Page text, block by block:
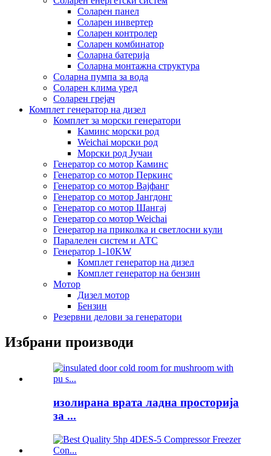
Соларен панел
Соларен инвертер
Соларен контролер
Соларен комбинатор
Соларна батерија
Соларна монтажна структура
Соларна пумпа за вода
Соларен клима уред
Соларен грејач
Комплет генератор на дизел
Комплет за морски генератори
Каминс морски род
Weichai морски род
Морски род Јучаи
Генератор со мотор Каминс
Генератор со мотор Перкинс
Генератор со мотор Вајфанг
Генератор со мотор Јангдонг
Генератор со мотор Шангај
Генератор со мотор Weichai
Генератор на приколка и светлосни кули
Паралелен систем и АТС
Генератор 1-10KW
Комплет генератор на дизел
Комплет генератор на бензин
Мотор
Дизел мотор
Бензин
Резервни делови за генератори
Избрани производи
изолирана врата ладна просторија
за ...